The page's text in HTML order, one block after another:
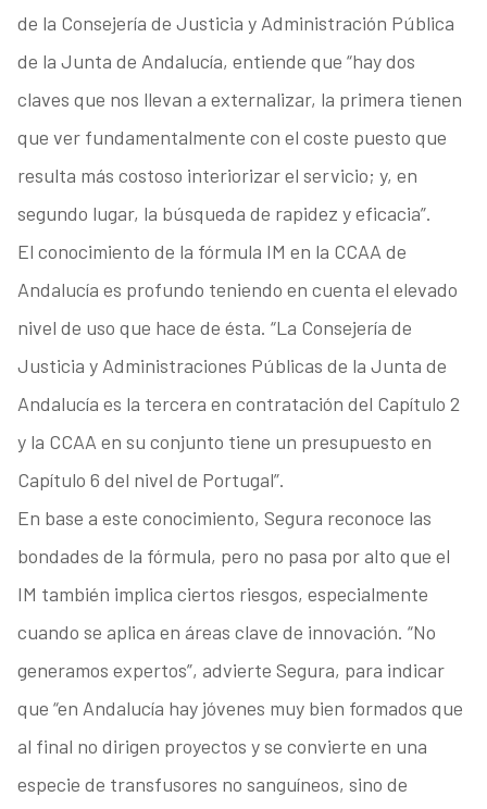
de la Consejería de Justicia y Administración Pública
de la Junta de Andalucía, entiende que “hay dos
claves que nos llevan a externalizar, la primera tienen
que ver fundamentalmente con el coste puesto que
resulta más costoso interiorizar el servicio; y, en
segundo lugar, la búsqueda de rapidez y eficacia”.
El conocimiento de la fórmula IM en la CCAA de
Andalucía es profundo teniendo en cuenta el elevado
nivel de uso que hace de ésta. “La Consejería de
Justicia y Administraciones Públicas de la Junta de
Andalucía es la tercera en contratación del Capítulo 2
y la CCAA en su conjunto tiene un presupuesto en
Capítulo 6 del nivel de Portugal”.
En base a este conocimiento, Segura reconoce las
bondades de la fórmula, pero no pasa por alto que el
IM también implica ciertos riesgos, especialmente
cuando se aplica en áreas clave de innovación. “No
generamos expertos”, advierte Segura, para indicar
que “en Andalucía hay jóvenes muy bien formados que
al final no dirigen proyectos y se convierte en una
especie de transfusores no sanguíneos, sino de